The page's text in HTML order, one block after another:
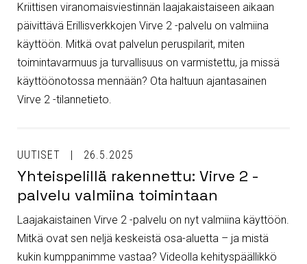
Kriittisen viranomaisviestinnän laajakaistaiseen aikaan
päivittävä Erillisverkkojen Virve 2 -palvelu on valmiina
käyttöön. Mitkä ovat palvelun peruspilarit, miten
toimintavarmuus ja turvallisuus on varmistettu, ja missä
käyttöönotossa mennään? Ota haltuun ajantasainen
Virve 2 -tilannetieto.
UUTISET 26.5.2025
Yhteispelillä rakennettu: Virve 2 -
palvelu valmiina toimintaan
Laajakaistainen Virve 2 -palvelu on nyt valmiina käyttöön.
Mitkä ovat sen neljä keskeistä osa-aluetta – ja mistä
kukin kumppanimme vastaa? Videolla kehityspäällikkö